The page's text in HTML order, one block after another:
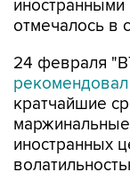
24 февраля
кратчайшие
иностранных
"Это